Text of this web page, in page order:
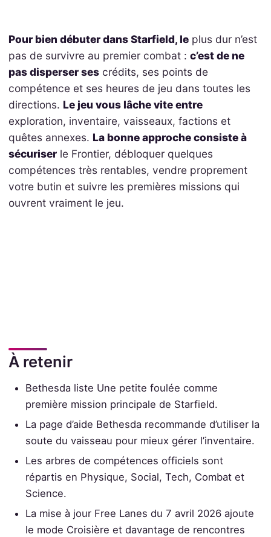
Pour bien débuter dans Starfield, leplus dur n’est
pas de survivre au premier combat : c’est de ne
pas disperser sescrédits, ses points de
compétence et ses heures de jeu dans toutes les
directions. Le jeu vous lâche vite entre
exploration, inventaire, vaisseaux, factions et
quêtes annexes. La bonne approche consiste à
sécuriserle Frontier, débloquer quelques
compétences très rentables, vendre proprement
votre butin et suivre les premières missions qui
ouvrent vraiment le jeu.
À retenir
Bethesda liste Une petite foulée comme
première mission principale de Starfield.
La page d’aide Bethesda recommande d’utiliser la
soute du vaisseau pour mieux gérer l’inventaire.
Les arbres de compétences officiels sont
répartis en Physique, Social, Tech, Combat et
Science.
La mise à jour Free Lanes du 7 avril 2026 ajoute
le mode Croisière et davantage de rencontres